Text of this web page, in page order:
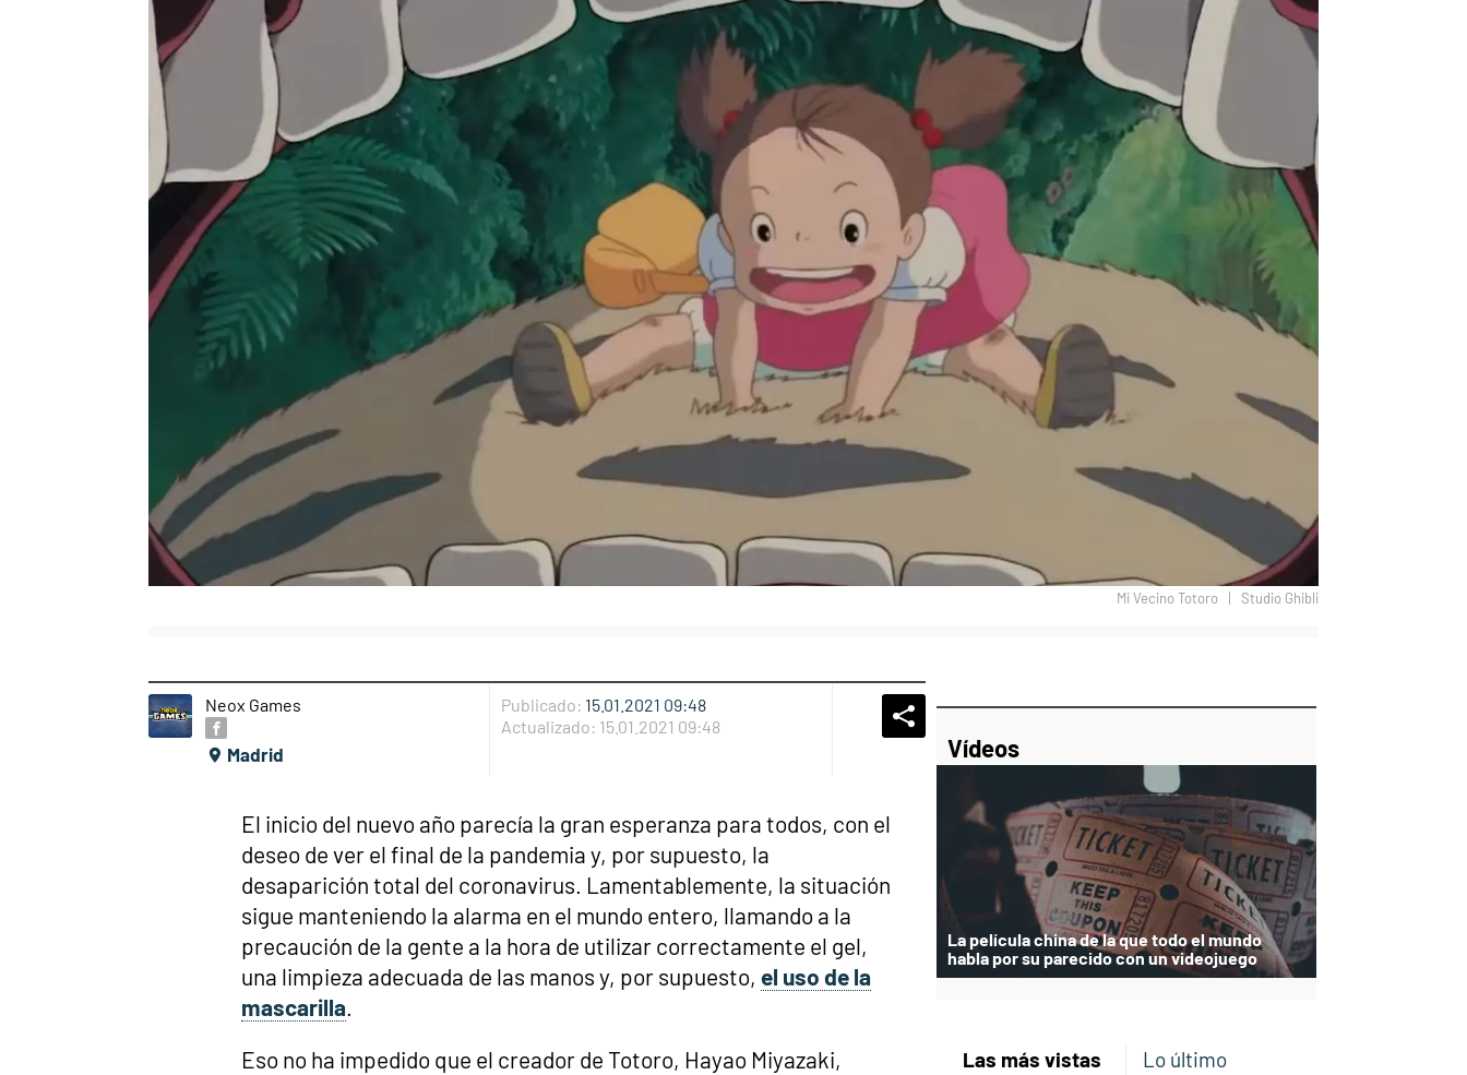
Studio Ghibli
Mi Vecino Totoro
Neox Games
Madrid
Publicado: 15.01.2021 09:48
Actualizado: 15.01.2021 09:48 Whatsapp
Compartir
El inicio del nuevo año parecía la gran esperanza para todos, con el
deseo de ver el final de la pandemia y, por supuesto, la
desaparición total del coronavirus. Lamentablemente, la situación
sigue manteniendo la alarma en el mundo entero, llamando a la
precaución de la gente a la hora de utilizar correctamente el gel,
una limpieza adecuada de las manos y, por supuesto, el uso de la
mascarilla.
Eso no ha impedido que el creador de Totoro, Hayao Miyazaki,
Vídeos
La película china de la que todo el mundo
habla por su parecido con un videojuego
Las más vistas Lo último